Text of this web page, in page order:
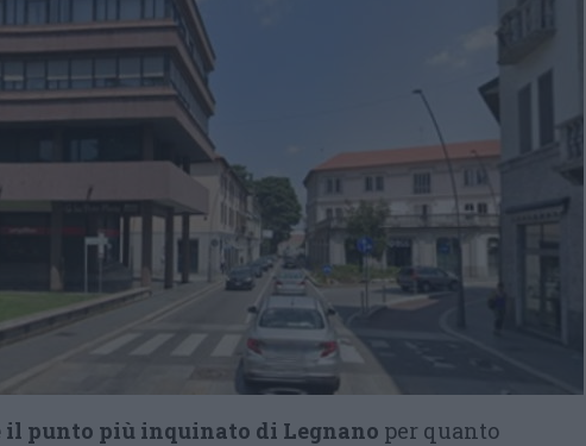
il punto più inquinato di Legnano per quanto